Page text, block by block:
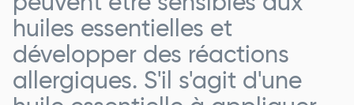
huiles essentielles et
développer des réactions
allergiques. S'il s'agit d'une